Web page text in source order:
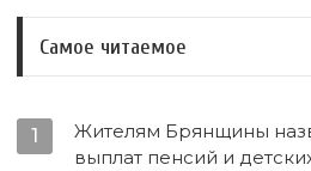
Самое читаемое
1
Жителям Брянщины
выплат пенсий и